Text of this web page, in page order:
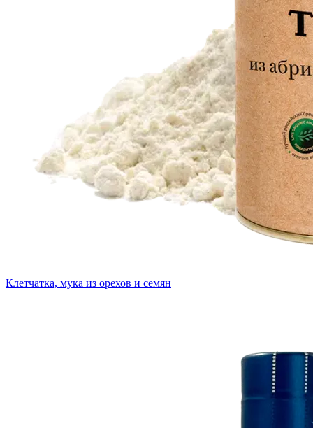
Клетчатка, мука из орехов и семян